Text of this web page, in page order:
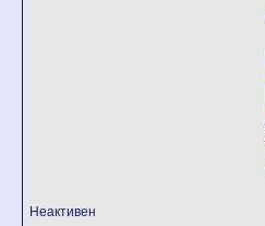
Неактивен